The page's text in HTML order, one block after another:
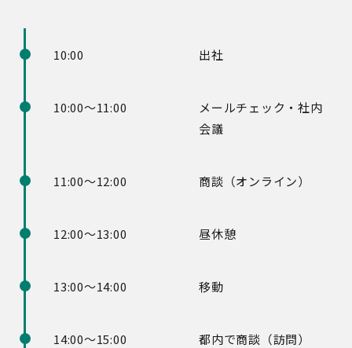
10:00 出社
10:00～11:00
メールチェック・社内
会議
11:00～12:00 商談（オンライン）
12:00～13:00 昼休憩
13:00～14:00 移動
14:00～15:00 都内で商談（訪問）